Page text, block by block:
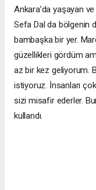
Ankara’da yaşayan
Sefa Dal da bölgenin
bambaşka bir yer.
güzellikleri gördüm
az bir kez geliyorum.
istiyoruz. İnsanları
sizi misafir ederler.
kullandı.